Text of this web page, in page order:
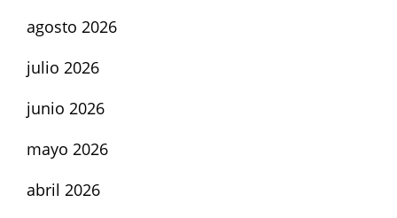
agosto 2026
julio 2026
junio 2026
mayo 2026
abril 2026